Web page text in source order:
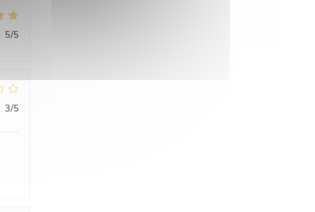
: 5/5
: 3/5